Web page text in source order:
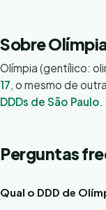
Sobre
Olímpia (gentílico:
17, o mesmo de
DDDs de São Paulo.
Perguntas
Qual o DDD de